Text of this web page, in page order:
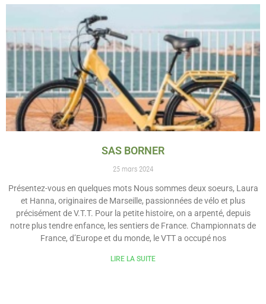
SAS BORNER
25 mars 2024
Présentez-vous en quelques mots Nous sommes deux soeurs, Laura
et Hanna, originaires de Marseille, passionnées de vélo et plus
précisément de V.T.T. Pour la petite histoire, on a arpenté, depuis
notre plus tendre enfance, les sentiers de France. Championnats de
France, d’Europe et du monde, le VTT a occupé nos
LIRE LA SUITE